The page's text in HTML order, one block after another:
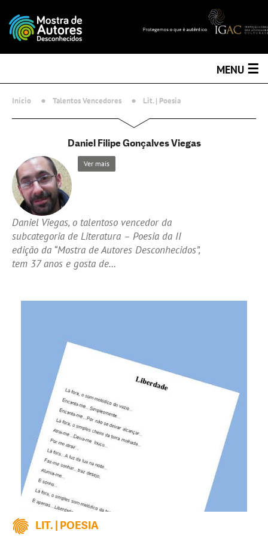
MENU ☰
Início Talentos Vencedores Lit. | Poesia
Daniel Filipe Gonçalves Viegas
Daniel Viegas, o talentoso vencedor da
subcategoria de Literatura – Poesia da II
edição da “Mostra de Autores Desconhecidos”,
tem 37 anos e gosta de…
Ver mais
LIT. | POESIA